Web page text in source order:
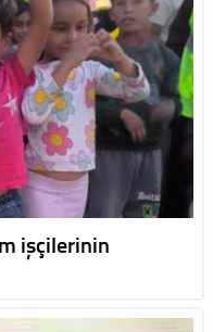
işçilerinin